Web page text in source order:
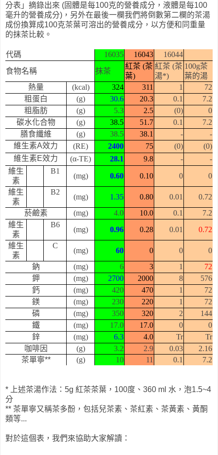
分表」摘錄出來 (固體是每100克的營養成分，液體是每100
毫升的營養成分)，另外在最後一欄我們將倒數第二欄的茶湯
成份換算成100克茶葉可溶出的營養成分，以方便和同重量
的抹茶比較。
代碼 16035 16043
16044
食物名稱
抹茶
紅茶 (茶
葉)
紅茶 (茶
湯*)
100g茶
葉的湯
熱量
(kcal) 324 311 1
72
粗蛋白
(g) 30.6 20.3 0.1
7.2
粗脂肪
(g) 5.3 2.5 (0)
0
碳水化合物
(g) 38.5 51.7 0.1
7.2
膳食纖維
(g) 38.5 38.1 -
-
維生素A效力
(RE) 2400 75 (0)
(0)
維生素E效力
(α-TE) 28.1 9.8 -
-
維生
素
B1
(mg) 0.60 0.10 0
0
維生
素
B2
(mg) 1.35 0.80 0.01
0.72
菸鹼素
(mg) 4.0 10.0 0.1
7.2
維生
素
B6
(mg) 0.96 0.28 0.01
0.72
維生
素
C
(mg) 60 0 0
0
鈉
(mg) 6 3 1
72
鉀
(mg) 2700 2000 8
576
鈣
(mg) 420 470 1
72
鎂
(mg) 230 220 1
72
磷
(mg) 350 320 2
144
鐵
(mg) 17.0 17.0 0
0
鋅
(mg) 6.3 4.0 Tr
Tr
咖啡因
(g) 3.2 2.9 0.03
2.16
茶單寧**
(g) 10 11 0.1 7.2
* 上述茶湯作法：5g 紅茶茶葉，100度、360 ml 水，泡1.5~4
分
** 茶單寧又稱茶多酚，包括兒茶素、茶紅素、茶黃素、黃酮
類等...
對於這個表，我們來協助大家解讀：